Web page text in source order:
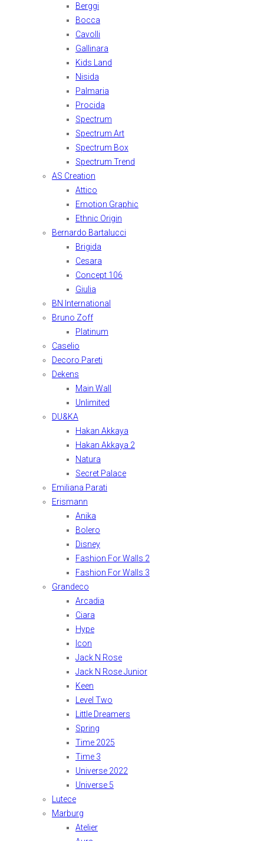
Berggi
Bocca
Cavolli
Gallinara
Kids Land
Nisida
Palmaria
Procida
Spectrum
Spectrum Art
Spectrum Box
Spectrum Trend
AS Creation
Attico
Emotion Graphic
Ethnic Origin
Bernardo Bartalucci
Brigida
Cesara
Concept 106
Giulia
BN International
Bruno Zoff
Platinum
Caselio
Decoro Pareti
Dekens
Main Wall
Unlimited
DU&KA
Hakan Akkaya
Hakan Akkaya 2
Natura
Secret Palace
Emiliana Parati
Erismann
Anika
Bolero
Disney
Fashion For Walls 2
Fashion For Walls 3
Grandeco
Arcadia
Ciara
Hype
Icon
Jack N Rose
Jack N Rose Junior
Keen
Level Two
Little Dreamers
Spring
Time 2025
Time 3
Universe 2022
Universe 5
Lutece
Marburg
Atelier